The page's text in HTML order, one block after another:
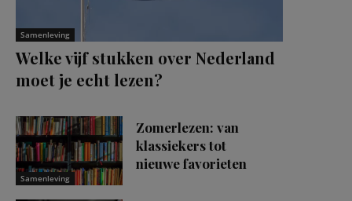
Samenleving
Welke vijf stukken over Nederland
moet je echt lezen?
Samenleving
Zomerlezen: van
klassiekers tot
nieuwe favorieten